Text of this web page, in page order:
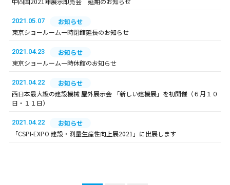
2021.05.07
お知らせ
東京ショールーム一時閉館延長のお知らせ
2021.04.23
お知らせ
東京ショールーム一時休館のお知らせ
2021.04.22
お知らせ
西日本最大級の建設機械 屋外展示会 「新しい建機展」を初開催（６月１０
日・１１日）
2021.04.22
お知らせ
「CSPI-EXPO 建設・測量生産性向上展2021」に出展します